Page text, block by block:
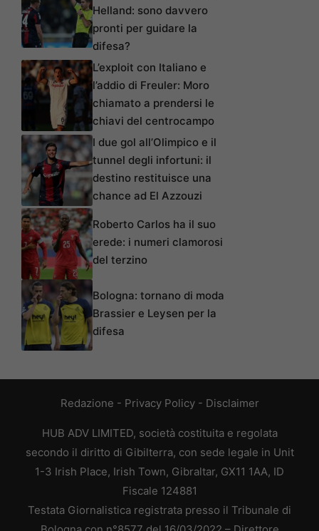
Helland: sono davvero
pronti per guidare la
difesa?
L’exploit con Italiano e
l’addio di Freuler: Moro
chiamato a prendersi le
chiavi del centrocampo
I due gol all’Olimpico e il
tunnel degli infortuni: il
destino restituisce una
chance ad El Azzouzi
Roberto Carlos ha il suo
erede: i numeri clamorosi
del terzino
Bologna: tornano di moda
Brassier e Leysen per la
difesa
Redazione - Privacy Policy- Disclaimer
HUB ADV LIMITED, società costituita e regolata
secondo il diritto di Gibilterra, con sede legale in Unit
1-3 Irish Place, Irish Town, Gibraltar, GX11 1AA, ID
Fiscale 124881
Testata Giornalistica registrata presso il Tribunale di